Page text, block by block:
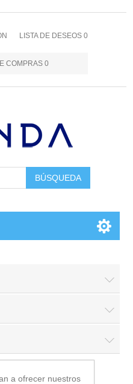
LISTA DE DESEOS 0
COMPRAS 0
BÚSQUEDA
a ofrecer nuestros